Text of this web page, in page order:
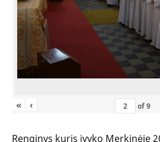
« ‹ of9
Renginys kuris įvyko Merkinėje